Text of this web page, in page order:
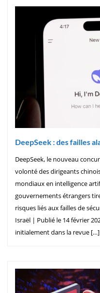
DeepSeek : des failles
DeepSeek, le nouveau
volonté des dirigeants
mondiaux en intelligence
gouvernements étrangers
risques liés aux failles de
Israël | Publié le 14 février
initialement dans la revue […]